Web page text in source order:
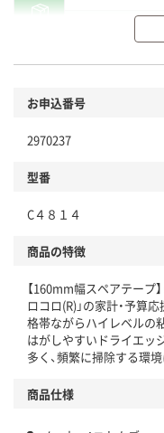
本体
仕組
この商品の環境配慮ポイ
アスクル商品環境スコア
お申込番号
2970237
型番
C４８１４
商品の特徴
【160mm幅スペアテープ
ロコロ(R)」の家計・予算
格帯ながらハイレベルの
はがしやすいドライエッ
多く、頻繁に掃除する環境
商品仕様